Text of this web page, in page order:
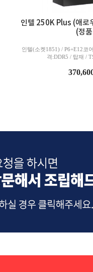
인텔 250K Plus (애로
(정
인텔(소켓1851) / P6+E12코
격:DDR5 / 탑재 /